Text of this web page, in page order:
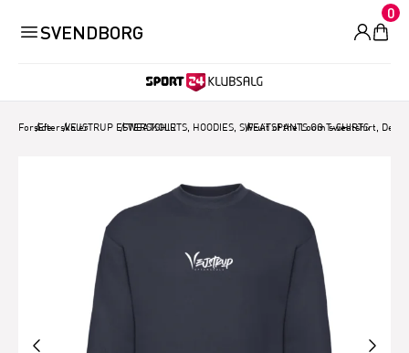
SVENDBORG
0
Forside
/Efterskoler
/VEJSTRUP EFTERSKOLE
/SWEATSHIRTS, HOODIES, SWEATSPANTS OG T-SHIRTS
/Fruit of the Loom sweatshirt, Deep